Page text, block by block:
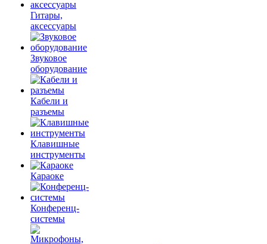
Гитары,
аксессуары
Звуковое
оборудование
Кабели и
разъемы
Клавишные
инструменты
Караоке
Конференц-
системы